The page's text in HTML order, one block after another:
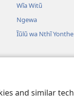
and similar
Wĩa Witũ
Ngewa
Ĩũlũ wa Nthĩ Yonthe